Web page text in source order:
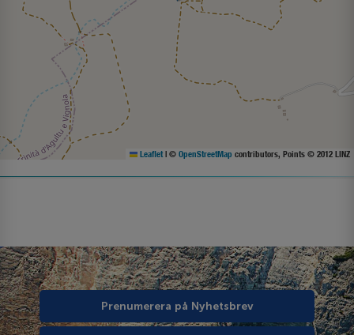
Leaflet | © OpenStreetMap contributors, Points © 2012 LINZ
Prenumerera på Nyhetsbrev